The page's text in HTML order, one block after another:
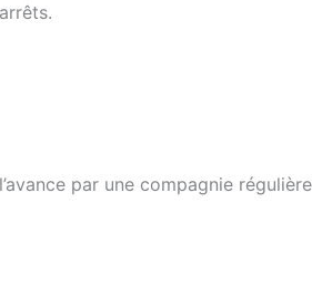
par une compagnie